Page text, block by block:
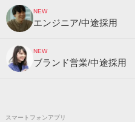
NEW
エンジニア/中途採用
NEW
ブランド営業/中途採用
スマートフォンアプリ